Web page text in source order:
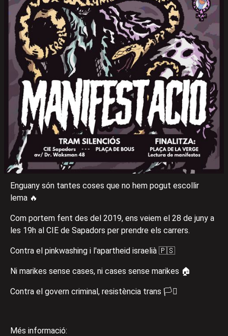
Enguany són tantes coses que no hem pogut escollir
lema 🔥
Com portem fent des del 2019, ens veiem el 28 de juny a
les 19h al CIE de Sapadors per prendre els carrers.
Contra el pinkwashing i l'apartheid israelià 🇵🇸
Ni marikes sense cases, ni cases sense marikes 🏠
Contra el govern criminal, resistència trans 🏳️‍⚧️
Més informació: